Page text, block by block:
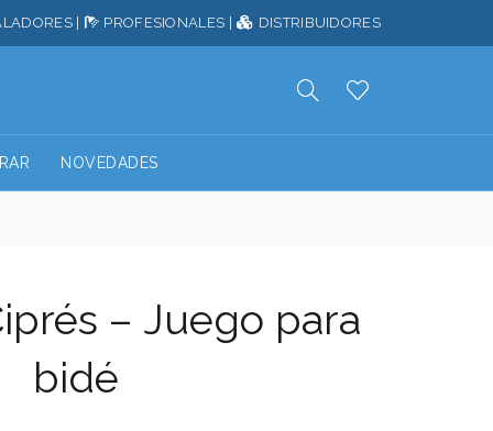
| PROFESIONALES DISTRIBUIDORES
NOVEDADES
– Juego para
bidé